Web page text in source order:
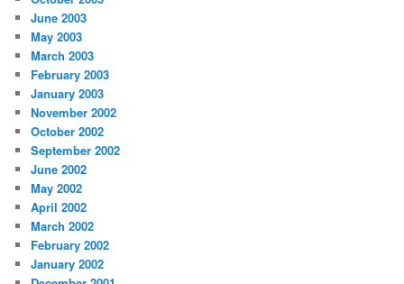
June 2003
May 2003
March 2003
February 2003
January 2003
November 2002
October 2002
September 2002
June 2002
May 2002
April 2002
March 2002
February 2002
January 2002